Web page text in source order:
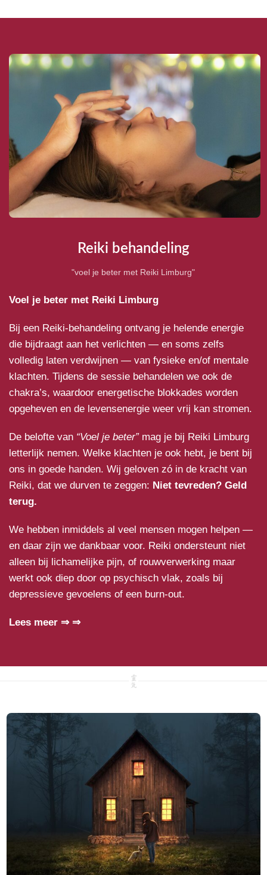
Reiki behandeling
"voel je beter met Reiki Limburg"
Voel je beter met Reiki Limburg
Bij een Reiki-behandeling ontvang je helende energie
die bijdraagt aan het verlichten — en soms zelfs
volledig laten verdwijnen — van fysieke en/of mentale
klachten. Tijdens de sessie behandelen we ook de
chakra’s, waardoor energetische blokkades worden
opgeheven en de levensenergie weer vrij kan stromen.
De belofte van “Voel je beter”mag je bij Reiki Limburg
letterlijk nemen. Welke klachten je ook hebt, je bent bij
ons in goede handen. Wij geloven zó in de kracht van
Reiki, dat we durven te zeggen: Niet tevreden? Geld
terug.
We hebben inmiddels al veel mensen mogen helpen —
en daar zijn we dankbaar voor. Reiki ondersteunt niet
alleen bij lichamelijke pijn, of rouwverwerking maar
werkt ook diep door op psychisch vlak, zoals bij
depressieve gevoelens of een burn-out.
Lees meer ⇒ ⇒